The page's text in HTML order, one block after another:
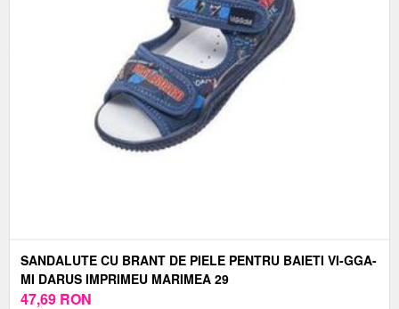
SANDALUTE CU BRANT DE PIELE PENTRU BAIETI VI-GGA-
MI DARUS IMPRIMEU MARIMEA 29
47,69 RON